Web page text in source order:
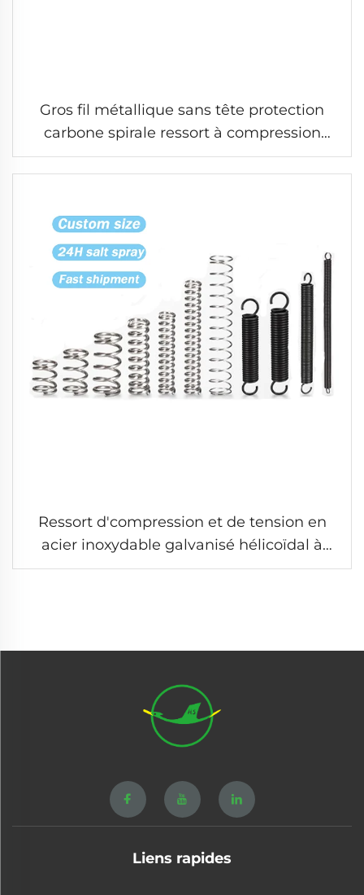
Gros fil métallique sans tête protection
carbone spirale ressort à compression
petit long ressort
Ressort d'compression et de tension en
acier inoxydable galvanisé hélicoïdal à
double crochet noir sur mesure
Liens rapides